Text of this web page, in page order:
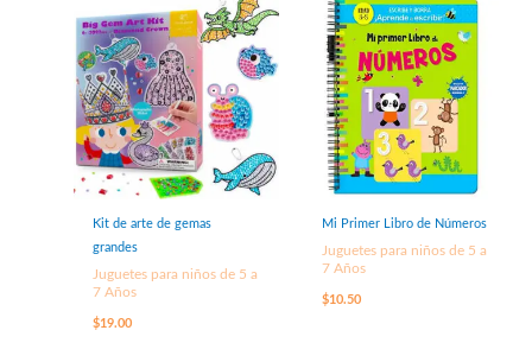
Kit de arte de gemas
grandes
Juguetes para niños de 5 a
7 Años
$19.00
Mi Primer Libro de Números
Juguetes para niños de 5 a
7 Años
$10.50